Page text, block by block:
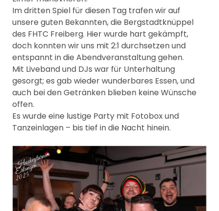
Im dritten Spiel für diesen Tag trafen wir auf
unsere guten Bekannten, die Bergstadtknüppel
des FHTC Freiberg. Hier wurde hart gekämpft,
doch konnten wir uns mit 2:1 durchsetzen und
entspannt in die Abendveranstaltung gehen.
Mit Liveband und DJs war für Unterhaltung
gesorgt; es gab wieder wunderbares Essen, und
auch bei den Getränken blieben keine Wünsche
offen.
Es wurde eine lustige Party mit Fotobox und
Tanzeinlagen – bis tief in die Nacht hinein.